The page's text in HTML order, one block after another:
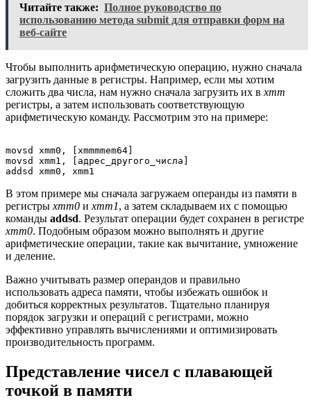
Читайте также: Полное руководство по
использованию метода submit для отправки форм на
веб-сайте
Чтобы выполнить арифметическую операцию, нужно сначала
загрузить данные в регистры. Например, если мы хотим
сложить два числа, нам нужно сначала загрузить их в xmm
регистры, а затем использовать соответствующую
арифметическую команду. Рассмотрим это на примере:
movsd xmm0, [xmmmmem64]
movsd xmm1, [адрес_другого_числа]
В этом примере мы сначала загружаем операнды из памяти в
регистры xmm0 и xmm1, а затем складываем их с помощью
команды addsd. Результат операции будет сохранен в регистре
xmm0. Подобным образом можно выполнять и другие
арифметические операции, такие как вычитание, умножение
и деление.
Важно учитывать размер операндов и правильно
использовать адреса памяти, чтобы избежать ошибок и
добиться корректных результатов. Тщательно планируя
порядок загрузки и операций с регистрами, можно
эффективно управлять вычислениями и оптимизировать
производительность программ.
Представление чисел с плавающей
точкой в памяти